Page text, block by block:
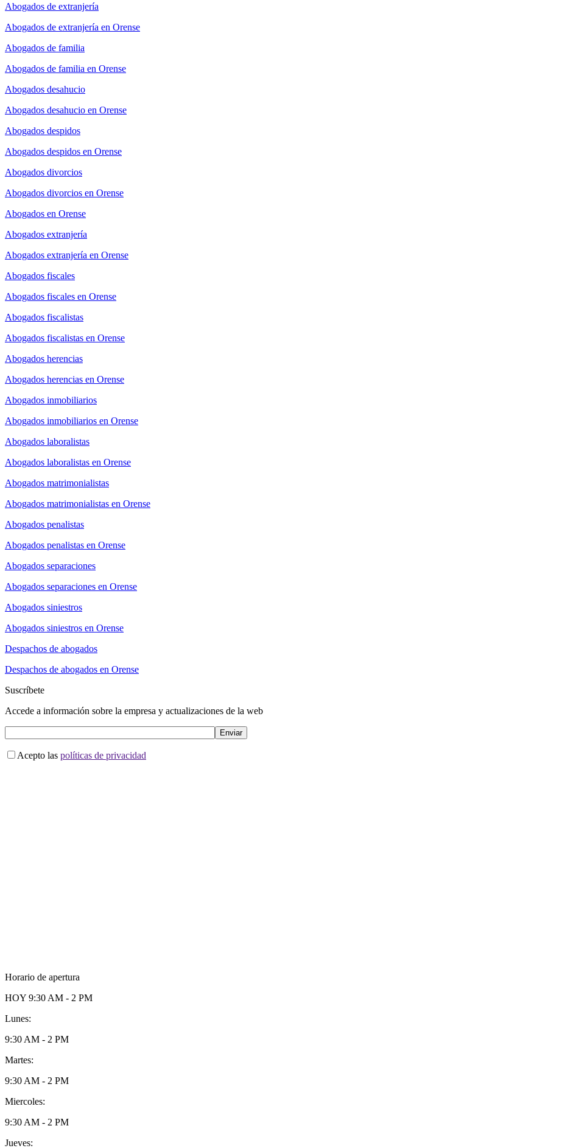
Abogados de extranjería
Abogados de extranjería en Orense
Abogados de familia
Abogados de familia en Orense
Abogados desahucio
Abogados desahucio en Orense
Abogados despidos
Abogados despidos en Orense
Abogados divorcios
Abogados divorcios en Orense
Abogados en Orense
Abogados extranjería
Abogados extranjería en Orense
Abogados fiscales
Abogados fiscales en Orense
Abogados fiscalistas
Abogados fiscalistas en Orense
Abogados herencias
Abogados herencias en Orense
Abogados inmobiliarios
Abogados inmobiliarios en Orense
Abogados laboralistas
Abogados laboralistas en Orense
Abogados matrimonialistas
Abogados matrimonialistas en Orense
Abogados penalistas
Abogados penalistas en Orense
Abogados separaciones
Abogados separaciones en Orense
Abogados siniestros
Abogados siniestros en Orense
Despachos de abogados
Despachos de abogados en Orense
Suscríbete
Accede a información sobre la empresa y actualizaciones de la web
Acepto las políticas de privacidad
Horario de apertura
HOY 9:30 AM - 2 PM
Lunes:
9:30 AM - 2 PM
Martes:
9:30 AM - 2 PM
Miercoles:
9:30 AM - 2 PM
Jueves: